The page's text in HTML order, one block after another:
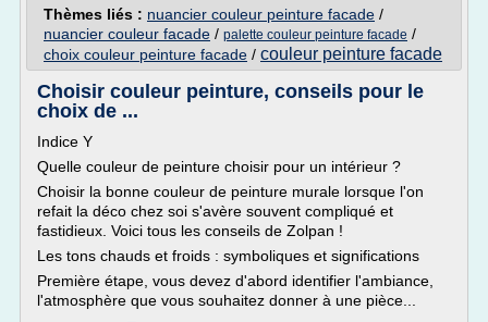
Thèmes liés : nuancier couleur peinture facade /
nuancier couleur facade / palette couleur peinture facade /
choix couleur peinture facade / couleur peinture facade
Choisir couleur peinture, conseils pour le
choix de ...
Indice Y
Quelle couleur de peinture choisir pour un intérieur ?
Choisir la bonne couleur de peinture murale lorsque l'on
refait la déco chez soi s'avère souvent compliqué et
fastidieux. Voici tous les conseils de Zolpan !
Les tons chauds et froids : symboliques et significations
Première étape, vous devez d'abord identifier l'ambiance,
l'atmosphère que vous souhaitez donner à une pièce...